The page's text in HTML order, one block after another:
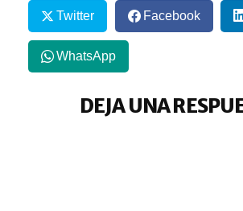
Twitter Facebook
WhatsApp
DEJA UNA